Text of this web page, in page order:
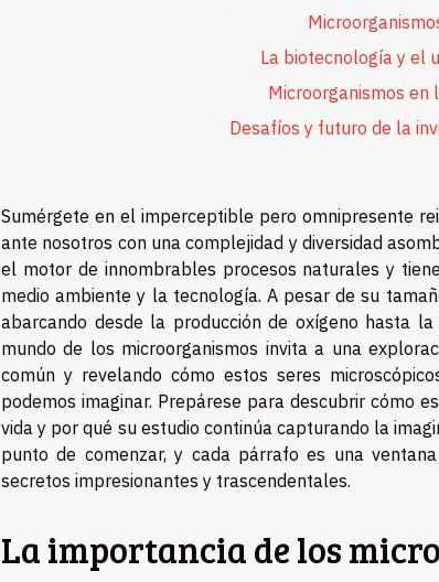
La biotecnología y el
Microorganismos en
Desafíos y futuro de la
Sumérgete en el imperceptible pero omnipresente
ante nosotros con una complejidad y diversidad
el motor de innombrables procesos naturales y
medio ambiente y la tecnología. A pesar de su
abarcando desde la producción de oxígeno hasta
mundo de los microorganismos invita a una
común y revelando cómo estos seres
podemos imaginar. Prepárese para descubrir cómo
vida y por qué su estudio continúa capturando la
punto de comenzar, y cada párrafo es una
secretos impresionantes y trascendentales.
La importancia de los